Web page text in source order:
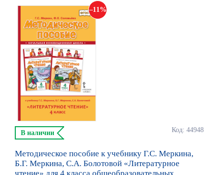
11
Код: 44948
В наличии
Методическое пособие к учебнику Г.С. Меркина,
Б.Г. Меркина, С.А. Болотовой «Литературное